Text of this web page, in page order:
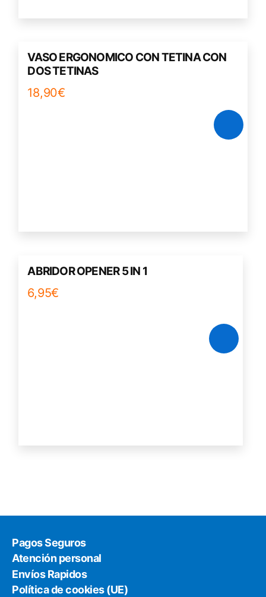
producto
VASO ERGONOMICO CON TETINA CON
DOS TETINAS
18,90€
ABRIDOR OPENER 5 IN 1
6,95€
Pagos Seguros
Atención personal
Envíos Rapidos
Política de cookies (UE)